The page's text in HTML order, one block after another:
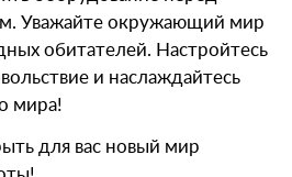
Уважайте окружающий мир
обитателей. Настройтесь
и наслаждайтесь
мира!
для вас новый мир